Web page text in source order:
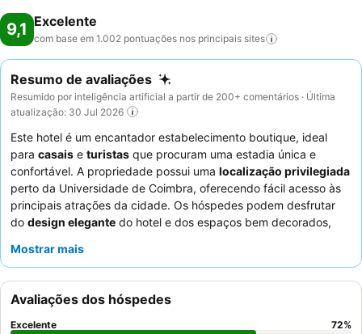
9,1 Excelente
com base em 1.002 pontuações nos principais sites
Resumo de avaliações
Resumido por inteligência artificial a partir de 200+ comentários · Última
atualização: 30 Jul 2026
Este hotel é um encantador estabelecimento boutique, ideal
para casais e turistas que procuram uma estadia única e
confortável. A propriedade possui uma localização privilegiada
perto da Universidade de Coimbra, oferecendo fácil acesso às
principais atrações da cidade. Os hóspedes podem desfrutar
do design elegante do hotel e dos espaços bem decorados,
atenciosos e simpáticos
vistas panorâmicas é um destaque. Para um toque
verdadeiramente local, os hóspedes são recebidos com uma
oferta atenciosa de
Mostrar mais
Avaliações dos hóspedes
Excelente 72%